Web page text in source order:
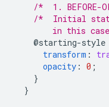
/*  1. BEFORE-
/*  Initial
in this
@starting-style
transform :
opacity : 0 ;
}
}